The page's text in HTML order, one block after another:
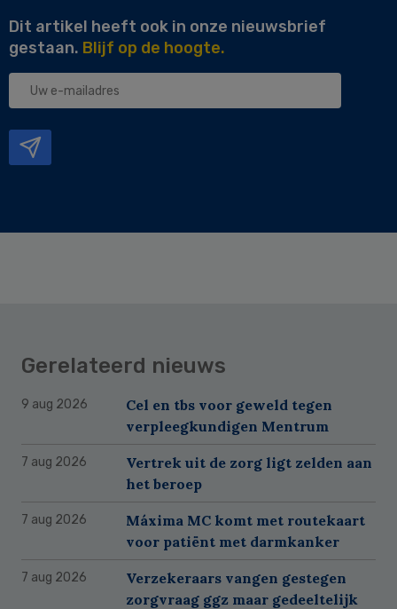
Dit artikel heeft ook in onze nieuwsbrief
gestaan. Blijf op de hoogte.
Uw
Gerelateerd nieuws
9 aug 2026
Cel en tbs voor geweld tegen
verpleegkundigen Mentrum
7 aug 2026
Vertrek uit de zorg ligt zelden aan
het beroep
7 aug 2026
Máxima MC komt met routekaart
voor patiënt met darmkanker
7 aug 2026
Verzekeraars vangen gestegen
zorgvraag ggz maar gedeeltelijk